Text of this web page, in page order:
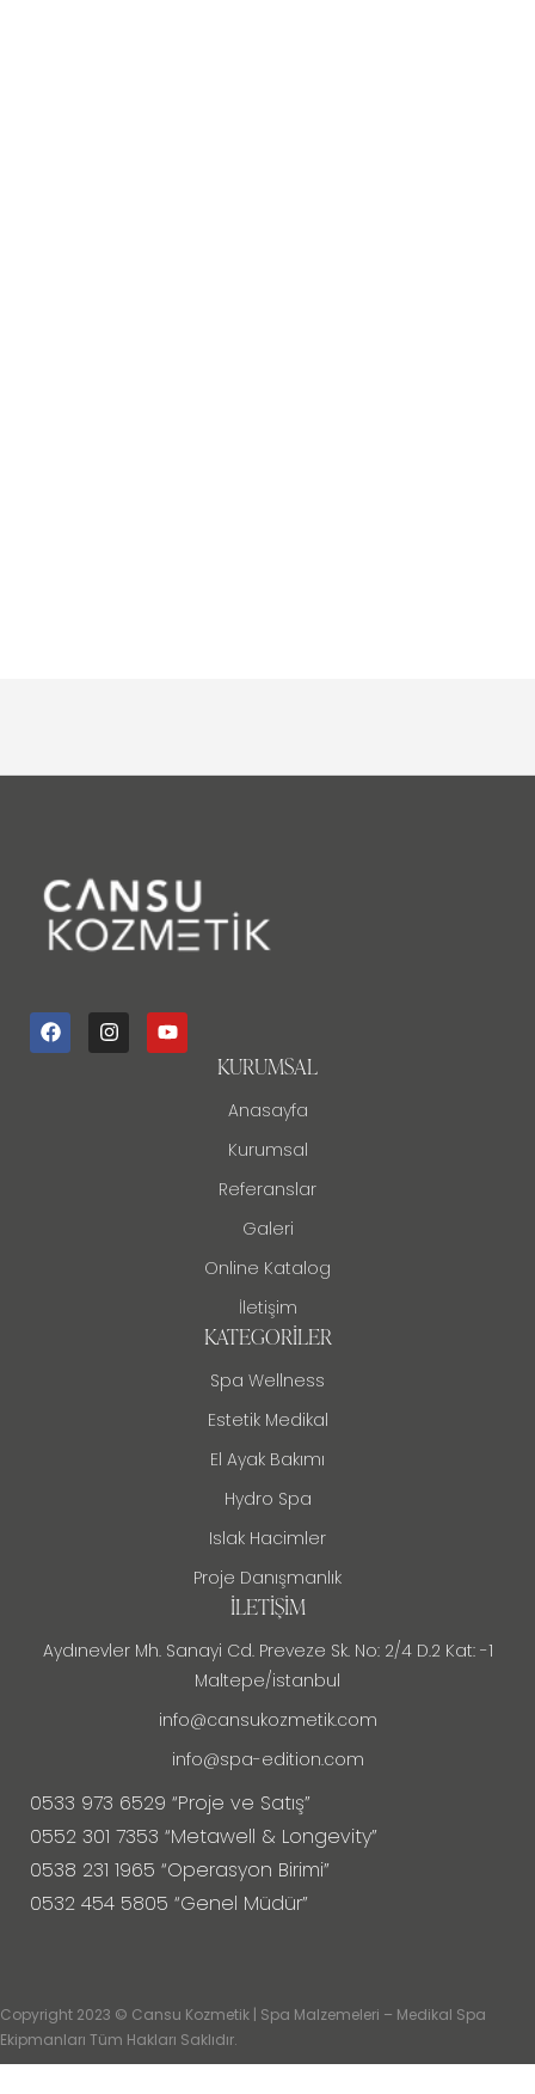
KURUMSAL
Anasayfa
Kurumsal
Referanslar
Galeri
Online Katalog
İletişim
KATEGORILER
Spa Wellness
Estetik Medikal
El Ayak Bakımı
Hydro Spa
Islak Hacimler
Proje Danışmanlık
İLETIŞIM
Aydınevler Mh. Sanayi Cd. Preveze Sk. No: 2/4 D.2 Kat: -1
Maltepe/istanbul
info@cansukozmetik.com
info@spa-edition.com
0533 973 6529 “Proje ve Satış”
0552 301 7353 “Metawell & Longevity”
0538 231 1965 “Operasyon Birimi”
0532 454 5805 “Genel Müdür”
Copyright 2023 © Cansu Kozmetik | Spa Malzemeleri – Medikal Spa
Ekipmanları Tüm Hakları Saklıdır.